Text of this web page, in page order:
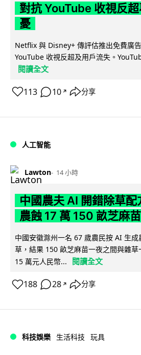
對抗 YouTube 收視反
憂
Netflix 與 Disney+ 傳評估推出免費廣
YouTube 收視反超及用戶流失。
閱讀全文
113 10 ↗ 分享
人工智能
Lawton 14 小時
中國農夫 AI 開錯除草
農蝕 17 萬 150 畝芝麻
中國安徽滁州一名 67 歲農民按 AI 生
草，結果 150 畝芝麻苗一夜之間與雜
15 萬元人民幣...
閱讀全文
188 28 ↗ 分享
科技娛樂 生活科技 玩具